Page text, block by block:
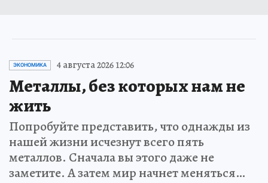
ЭКОНОМИКА 4 августа 2026 12:06
Металлы, без которых нам не
жить
Попробуйте представить, что однажды из
нашей жизни исчезнут всего пять
металлов. Сначала вы этого даже не
заметите. А затем мир начнет меняться…